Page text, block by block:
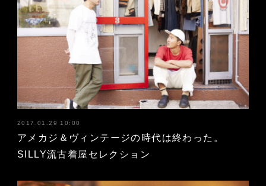
2017.01.29 10:00
アメカジ＆ヴィンテージの時代は終わった。
SILLY流古着屋セレクション